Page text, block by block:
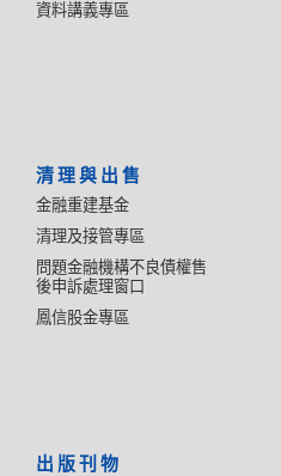
資料講義專區
清理與出售
金融重建基金
清理及接管專區
問題金融機構不良債權售
後申訴處理窗口
鳳信股金專區
出版刊物